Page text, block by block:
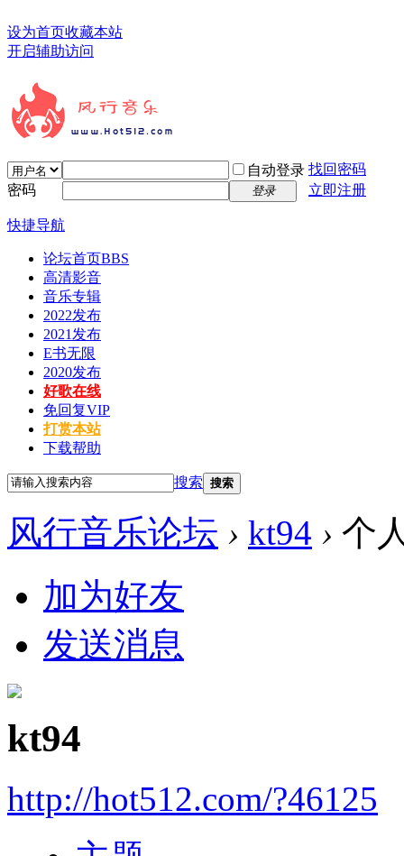
设为首页收藏本站
开启辅助访问
自动登录 找回密码
密码
登录 立即注册
快捷导航
论坛首页BBS
高清影音
音乐专辑
2022发布
2021发布
E书无限
2020发布
好歌在线
免回复VIP
打赏本站
下载帮助
搜索 搜索
风行音乐论坛 › kt94 › 个
加为好友
发送消息
kt94
http://hot512.com/?46125